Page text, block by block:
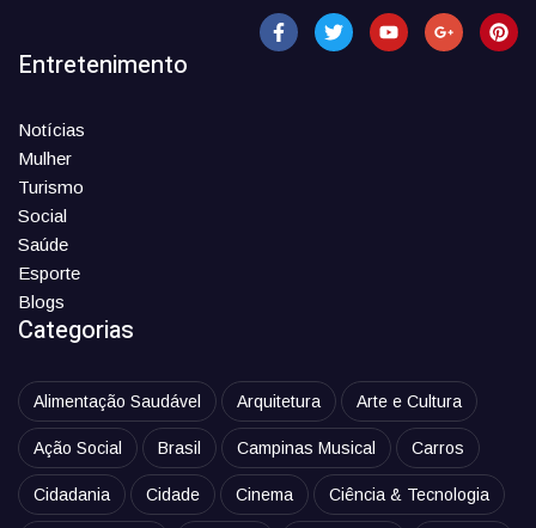
Entretenimento
Notícias
Mulher
Turismo
Social
Saúde
Esporte
Blogs
Categorias
Alimentação Saudável Arquitetura Arte e Cultura
Ação Social Brasil Campinas Musical Carros
Cidadania Cidade Cinema Ciência & Tecnologia